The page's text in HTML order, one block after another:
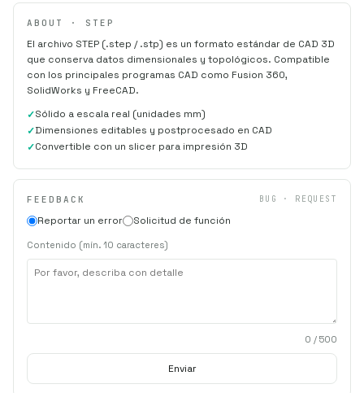
ABOUT · STEP
El archivo STEP (.step / .stp) es un formato estándar de CAD 3D
que conserva datos dimensionales y topológicos. Compatible
con los principales programas CAD como Fusion 360,
SolidWorks y FreeCAD.
Sólido a escala real (unidades mm)
Dimensiones editables y postprocesado en CAD
Convertible con un slicer para impresión 3D
FEEDBACK BUG · REQUEST
Reportar un error Solicitud de función
Contenido (mín. 10 caracteres)
0 / 500
Enviar